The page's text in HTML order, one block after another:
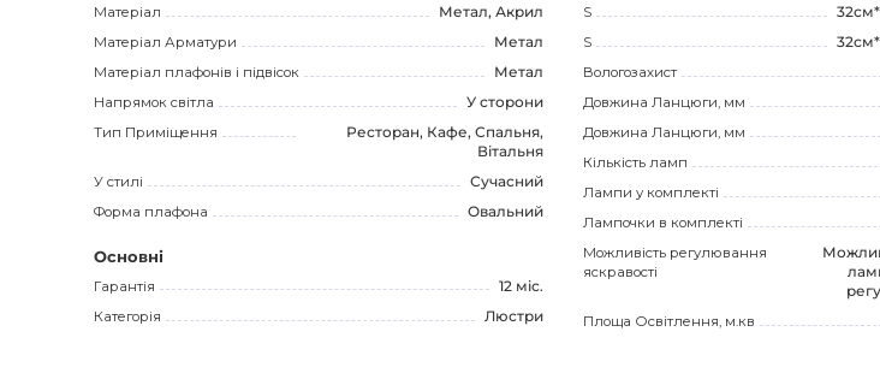
Матеріал
Метал, Акрил
Матеріал Арматури
Метал
Матеріал плафонів і підвісок
Метал
Напрямок світла
У сторони
Тип Приміщення
Ресторан, Кафе, Спальня,
Вітальня
У стилі
Сучасний
Форма плафона
Овальний
Основні
Гарантія
12 міс.
Категорія
Люстри
S
S
Вологозахист
Довжина Ланцюги, мм
Довжина Ланцюги, мм
Кількість ламп
Лампи у комплекті
Лампочки в комплекті
Можливість регулювання
яскравості
Площа Освітлення, м.кв